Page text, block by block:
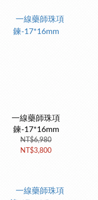
一線藥師珠項
鍊-17*16mm
NT$6,980
NT$3,800